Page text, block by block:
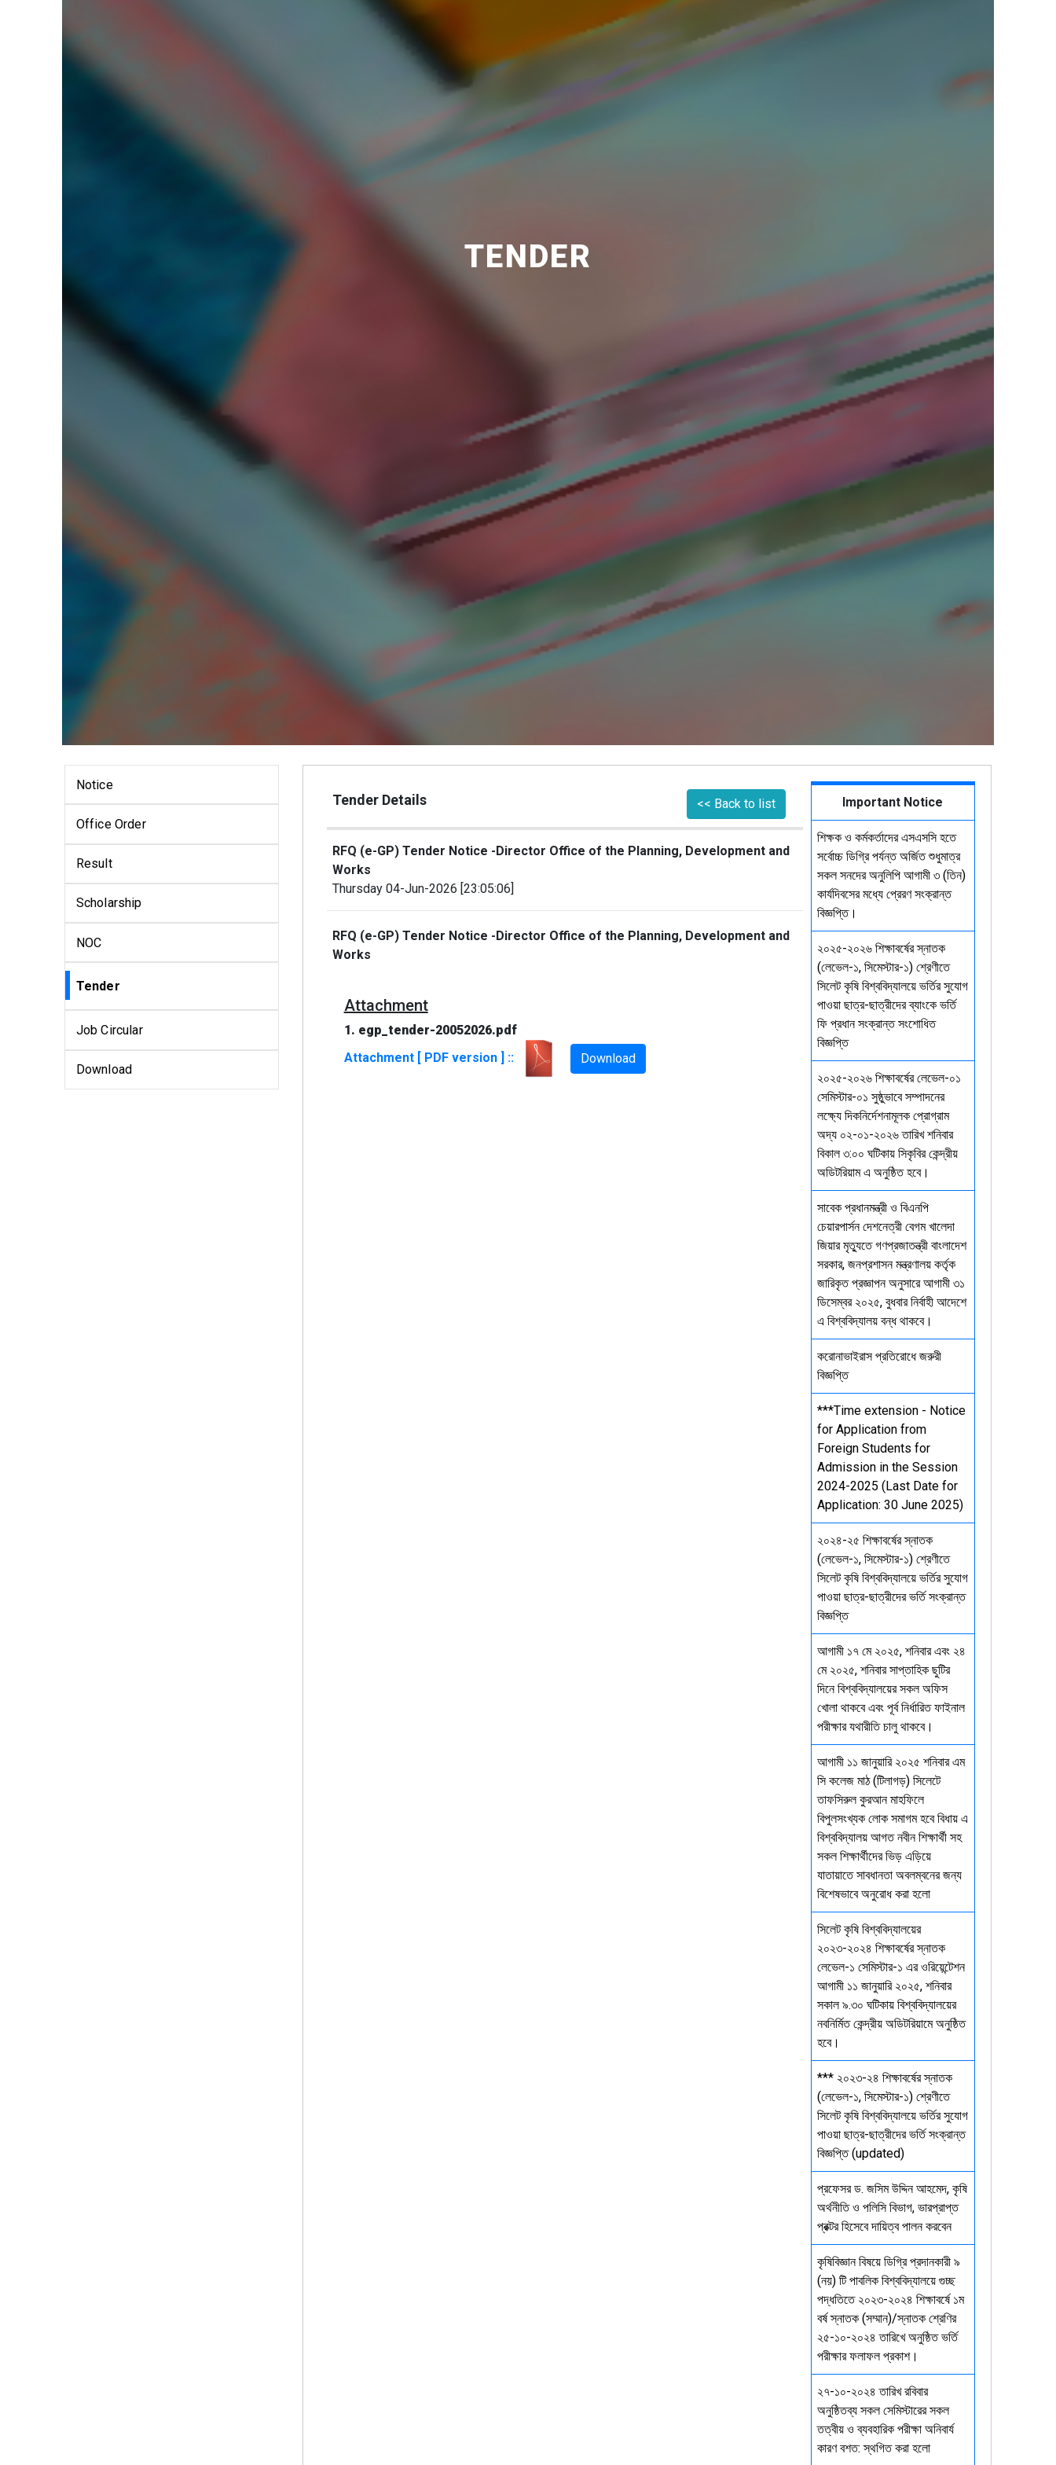
TENDER
Notice
Office Order
Result
Scholarship
NOC
Tender
Job Circular
Download
Tender Details << Back to list
RFQ (e-GP) Tender Notice -Director Office of the Planning, Development and
Works
Thursday 04-Jun-2026 [23:05:06]
RFQ (e-GP) Tender Notice -Director Office of the Planning, Development and
Works
Attachment
1. egp_tender-20052026.pdf
Attachment [ PDF version ] ::
Download
Important Notice
শিক্ষক ও কর্মকর্তাদের এসএসসি হতে
সর্বোচ্চ ডিগ্রি পর্যন্ত অর্জিত শুধুমাত্র
সকল সনদের অনুলিপি আগামী ৩ (তিন)
কার্যদিবসের মধ্যে প্রেরণ সংক্রান্ত
বিজ্ঞপ্তি।
২০২৫-২০২৬ শিক্ষাবর্ষের স্নাতক
(লেভেল-১, সিমেস্টার-১) শ্রেণীতে
সিলেট কৃষি বিশ্ববিদ্যালয়ে ভর্তির সুযোগ
পাওয়া ছাত্র-ছাত্রীদের ব্যাংকে ভর্তি
ফি প্রধান সংক্রান্ত সংশোধিত
বিজ্ঞপ্তি
২০২৫-২০২৬ শিক্ষাবর্ষের লেভেল-০১
সেমিস্টার-০১ সুষ্ঠুভাবে সম্পাদনের
লক্ষ্যে দিকনির্দেশনামূলক প্রোগ্রাম
অদ্য ০২-০১-২০২৬ তারিখ শনিবার
বিকাল ৩:০০ ঘটিকায় সিকৃবির কেন্দ্রীয়
অডিটরিয়াম এ অনুষ্ঠিত হবে।
সাবেক প্রধানমন্ত্রী ও বিএনপি
চেয়ারপার্সন দেশনেত্রী বেগম খালেদা
জিয়ার মৃত্যুতে গণপ্রজাতন্ত্রী বাংলাদেশ
সরকার, জনপ্রশাসন মন্ত্রণালয় কর্তৃক
জারিকৃত প্রজ্ঞাপন অনুসারে আগামী ৩১
ডিসেম্বর ২০২৫, বুধবার নির্বাহী আদেশে
এ বিশ্ববিদ্যালয় বন্ধ থাকবে।
করোনাভাইরাস প্রতিরোধে জরুরী
বিজ্ঞপ্তি
***Time extension - Notice
for Application from
Foreign Students for
Admission in the Session
2024-2025 (Last Date for
Application: 30 June 2025)
২০২৪-২৫ শিক্ষাবর্ষের স্নাতক
(লেভেল-১, সিমেস্টার-১) শ্রেণীতে
সিলেট কৃষি বিশ্ববিদ্যালয়ে ভর্তির সুযোগ
পাওয়া ছাত্র-ছাত্রীদের ভর্তি সংক্রান্ত
বিজ্ঞপ্তি
আগামী ১৭ মে ২০২৫, শনিবার এবং ২৪
মে ২০২৫, শনিবার সাপ্তাহিক ছুটির
দিনে বিশ্ববিদ্যালয়ের সকল অফিস
খোলা থাকবে এবং পূর্ব নির্ধারিত ফাইনাল
পরীক্ষার যথারীতি চালু থাকবে।
আগামী ১১ জানুয়ারি ২০২৫ শনিবার এম
সি কলেজ মাঠ (টিলাগড়) সিলেটে
তাফসিরুল কুরআন মাহফিলে
বিপুলসংখ্যক লোক সমাগম হবে বিধায় এ
বিশ্ববিদ্যালয় আগত নবীন শিক্ষার্থী সহ
সকল শিক্ষার্থীদের ভিড় এড়িয়ে
যাতায়াতে সাবধানতা অবলম্বনের জন্য
বিশেষভাবে অনুরোধ করা হলো
সিলেট কৃষি বিশ্ববিদ্যালয়ের
২০২৩-২০২৪ শিক্ষাবর্ষের স্নাতক
লেভেল-১ সেমিস্টার-১ এর ওরিয়েন্টেশন
আগামী ১১ জানুয়ারি ২০২৫, শনিবার
সকাল ৯.৩০ ঘটিকায় বিশ্ববিদ্যালয়ের
নবনির্মিত কেন্দ্রীয় অডিটরিয়ামে অনুষ্ঠিত
হবে।
*** ২০২৩-২৪ শিক্ষাবর্ষের স্নাতক
(লেভেল-১, সিমেস্টার-১) শ্রেণীতে
সিলেট কৃষি বিশ্ববিদ্যালয়ে ভর্তির সুযোগ
পাওয়া ছাত্র-ছাত্রীদের ভর্তি সংক্রান্ত
বিজ্ঞপ্তি (updated)
প্রফেসর ড. জসিম উদ্দিন আহমেদ, কৃষি
অর্থনীতি ও পলিসি বিভাগ, ভারপ্রাপ্ত
প্রক্টর হিসেবে দায়িত্ব পালন করবেন
কৃষিবিজ্ঞান বিষয়ে ডিগ্রি প্রদানকারী ৯
(নয়) টি পাবলিক বিশ্ববিদ্যালয়ে গুচ্ছ
পদ্ধতিতে ২০২৩-২০২৪ শিক্ষাবর্ষে ১ম
বর্ষ স্নাতক (সম্মান)/স্নাতক শ্রেণির
২৫-১০-২০২৪ তারিখে অনুষ্ঠিত ভর্তি
পরীক্ষার ফলাফল প্রকাশ।
২৭-১০-২০২৪ তারিখ রবিবার
অনুষ্ঠিতব্য সকল সেমিস্টারের সকল
তত্বীয় ও ব্যবহারিক পরীক্ষা অনিবার্য
কারণ বশত: স্থগিত করা হলো